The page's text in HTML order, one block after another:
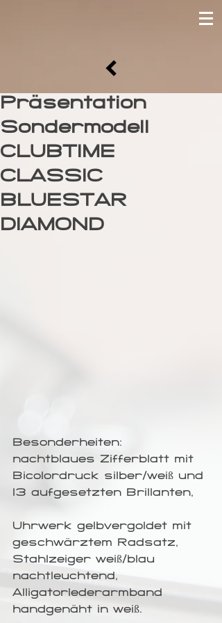
Präsentation
Sondermodell
CLUBTIME
CLASSIC
BLUESTAR
DIAMOND
Besonderheiten:
nachtblaues Zifferblatt mit
Bicolordruck silber/weiß und
13 aufgesetzten Brillanten,
Uhrwerk gelbvergoldet mit
geschwärztem Radsatz,
Stahlzeiger weiß/blau
nachtleuchtend,
Alligatorlederarmband
handgenäht in weiß.